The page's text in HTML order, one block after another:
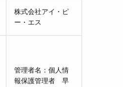
株式会社アイ・ピ
ー・エス
管理者名：個人情
報保護管理者 早